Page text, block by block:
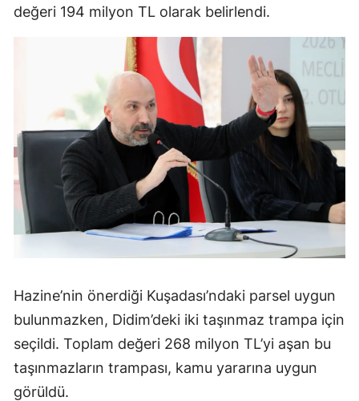
değeri 194 milyon TL olarak belirlendi.
Hazine’nin önerdiği Kuşadası’ndaki parsel uygun
bulunmazken, Didim’deki iki taşınmaz trampa için
seçildi. Toplam değeri 268 milyon TL’yi aşan bu
taşınmazların trampası, kamu yararına uygun
görüldü.